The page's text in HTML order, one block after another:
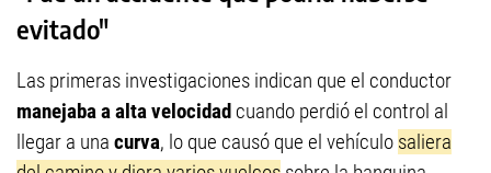
evitado"
Las primeras investigaciones indican que el conductor
manejaba a alta velocidad cuando perdió el control al
llegar a una curva, lo que causó que el vehículo saliera